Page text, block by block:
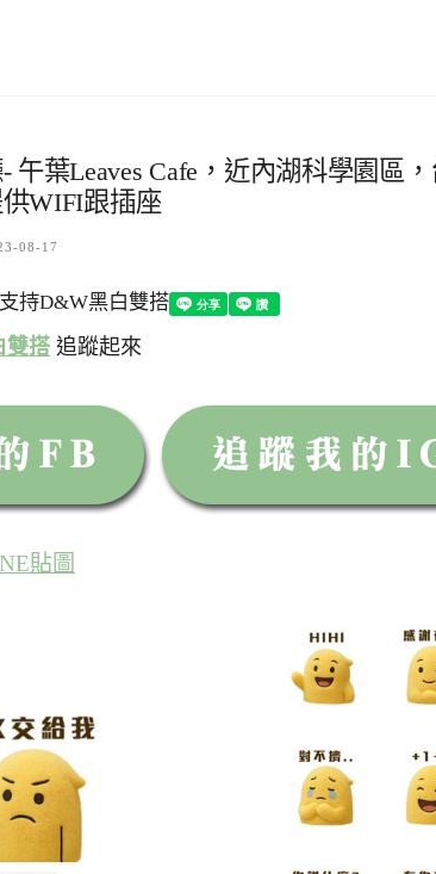
午葉Leaves Cafe，近內湖科學園區
WIFI跟插座
08-17
持D&W黑白雙搭
雙搭 追蹤起來
貼圖